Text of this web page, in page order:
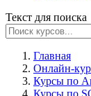
Текст для поиска
Главная
Онлайн-
Курсы по
Курсы по